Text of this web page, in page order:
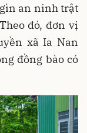
an ninh trật
đó, đơn vị
xã Ia Nan
đồng bào có